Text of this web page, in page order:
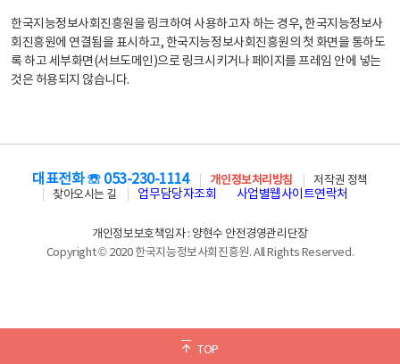
한국지능정보사회진흥원을 링크하여 사용하고자 하는 경우, 한국지능정보사
회진흥원에 연결됨을 표시하고, 한국지능정보사회진흥원의 첫 화면을 통하도
록 하고 세부화면(서브도메인)으로 링크시키거나 페이지를 프레임 안에 넣는
것은 허용되지 않습니다.
TOP
대표전화 ☏ 053-230-1114 개인정보처리방침
저작권 정책
찾아오시는 길
업무담당자조회 사업별웹사이트연락처
개인정보보호책임자 : 양현수 안전경영관리단장
Copyright © 2020 한국지능정보사회진흥원. All Rights Reserved.